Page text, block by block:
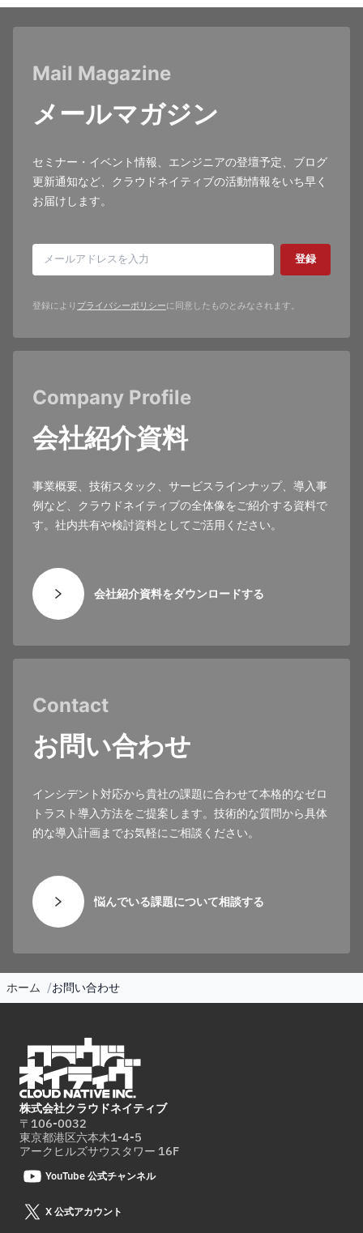
Mail Magazine
メールマガジン
セミナー・イベント情報、エンジニアの登壇予定、ブログ
更新通知など、クラウドネイティブの活動情報をいち早く
お届けします。
登録
登録により プライバシーポリシーに同意したものとみなされます。
Company Profile
会社紹介資料
事業概要、技術スタック、サービスラインナップ、導入事
例など、クラウドネイティブの全体像をご紹介する資料で
す。社内共有や検討資料としてご活用ください。
会社紹介資料をダウンロードする
Contact
お問い合わせ
インシデント対応から貴社の課題に合わせて本格的なゼロ
トラスト導入方法をご提案します。技術的な質問から具体
的な導入計画までお気軽にご相談ください。
悩んでいる課題について相談する
ホーム お問い合わせ
株式会社クラウドネイティブ
〒106-0032
東京都港区六本木1-4-5
アークヒルズサウスタワー 16F
YouTube 公式チャンネル
X 公式アカウント